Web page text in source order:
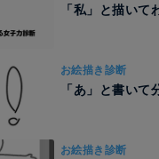
「私」と描い
お絵描き診断
「あ」と書い
お絵描き診断